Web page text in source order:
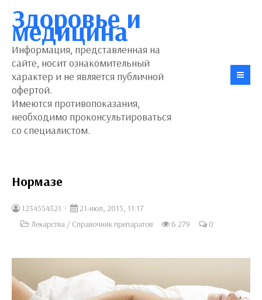
Здоровье и
медицина
Информация, представленная на
сайте, носит ознакомительный
характер и не является публичной
офертой.
Имеются противопоказания,
необходимо проконсультироваться
со специалистом.
Нормазе
1234554321
21-июл, 2015, 11:17
Лекарства / Справочник препаратов 6 279 0